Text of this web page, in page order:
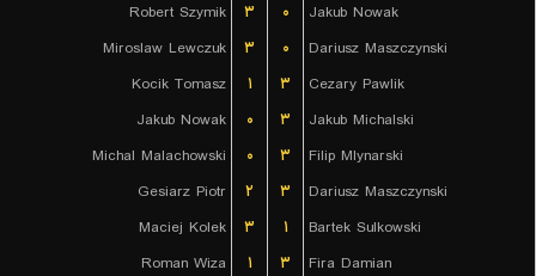
Robert Szymik
۳ ۰
Jakub Nowak
Miroslaw Lewczuk
۳ ۰
Dariusz Maszczynski
Kocik Tomasz
۱ ۳
Cezary Pawlik
Jakub Nowak
۰ ۳
Jakub Michalski
Michal Malachowski
۰ ۳
Filip Mlynarski
Gesiarz Piotr
۲ ۳
Dariusz Maszczynski
Maciej Kolek
۳ ۱
Bartek Sulkowski
Roman Wiza
۱ ۳
Fira Damian